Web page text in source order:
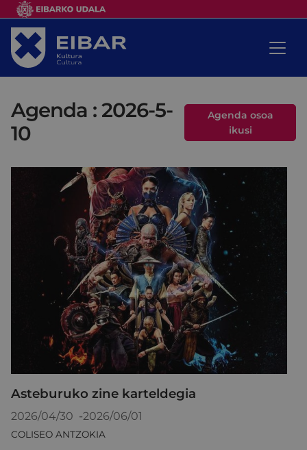
Agenda : 2026-5-
10
Agenda osoa
ikusi
Asteburuko zine karteldegia
2026/04/30 -2026/06/01
COLISEO ANTZOKIA